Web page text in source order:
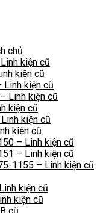
chủ
kiện cũ
kiện cũ
Linh kiện cũ
Linh kiện cũ
kiện cũ
kiện cũ
kiện cũ
– Linh kiện cũ
– Linh kiện cũ
1155 – Linh kiện cũ
kiện cũ
kiện cũ